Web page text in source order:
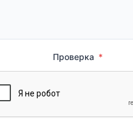
Проверка *